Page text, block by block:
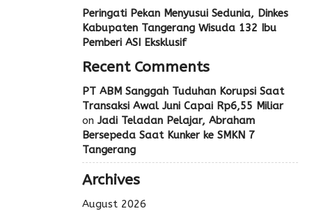
Peringati Pekan Menyusui Sedunia, Dinkes
Kabupaten Tangerang Wisuda 132 Ibu
Pemberi ASI Eksklusif
Recent Comments
PT ABM Sanggah Tuduhan Korupsi Saat
Transaksi Awal Juni Capai Rp6,55 Miliar
on Jadi Teladan Pelajar, Abraham
Bersepeda Saat Kunker ke SMKN 7
Tangerang
Archives
August 2026